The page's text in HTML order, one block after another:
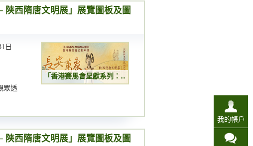
我的帳戶
陝西隋唐文明展」展覽圖板及圖
日
眾透
「香港賽馬會呈獻系列：長安萬象 ─ 陝西隋唐文明展」展覽圖板及圖書展覽
陝西隋唐文明展」展覽圖板及圖